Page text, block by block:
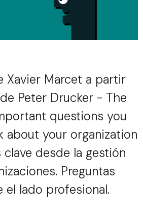
Xavier Marcet a partir
Peter Drucker - The
questions you
about your organization
clave desde la gestión
Preguntas
el lado profesional.